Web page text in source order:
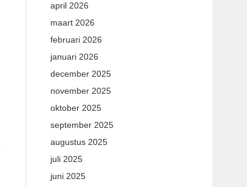
april 2026
maart 2026
februari 2026
januari 2026
december 2025
november 2025
oktober 2025
september 2025
augustus 2025
juli 2025
juni 2025